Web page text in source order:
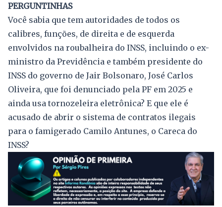
PERGUNTINHAS
Você sabia que tem autoridades de todos os
calibres, funções, de direita e de esquerda
envolvidos na roubalheira do INSS, incluindo o ex-
ministro da Previdência e também presidente do
INSS do governo de Jair Bolsonaro, José Carlos
Oliveira, que foi denunciado pela PF em 2025 e
ainda usa tornozeleira eletrônica? E que ele é
acusado de abrir o sistema de contratos ilegais
para o famigerado Camilo Antunes, o Careca do
INSS?